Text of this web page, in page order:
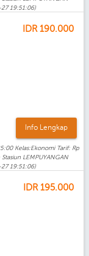
19:51:06)
IDR 190.000
Info Lengkap
Kelas:Ekonomi Tarif: Rp
LEMPUYANGAN
19:51:06)
IDR 195.000